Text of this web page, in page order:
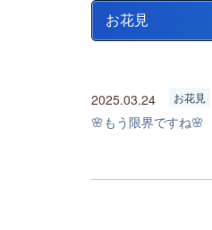
お花見
2025.03.24 お花見
🌸もう限界ですね🌸